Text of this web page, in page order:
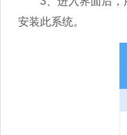
安装此系统。